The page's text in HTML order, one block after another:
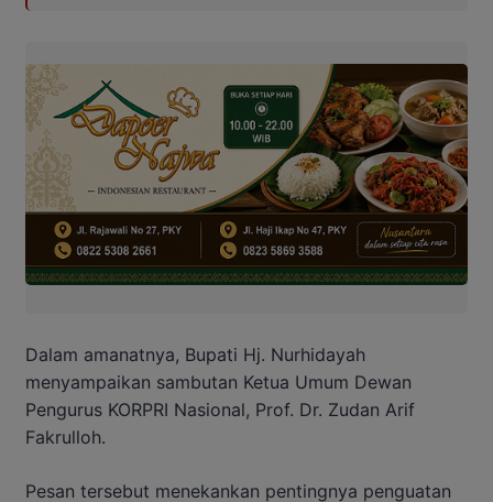
Dalam amanatnya, Bupati Hj. Nurhidayah
menyampaikan sambutan Ketua Umum Dewan
Pengurus KORPRI Nasional, Prof. Dr. Zudan Arif
Fakrulloh.
Pesan tersebut menekankan pentingnya penguatan